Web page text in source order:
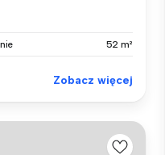
52 m²
Zobacz więcej